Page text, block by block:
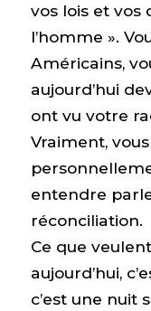
vos lois et vos
l’homme ».
Américains,
aujourd’hui
ont vu votre
Vraiment,
entendre
réconciliation.
Ce que
aujourd’hui,
c’est une nuit